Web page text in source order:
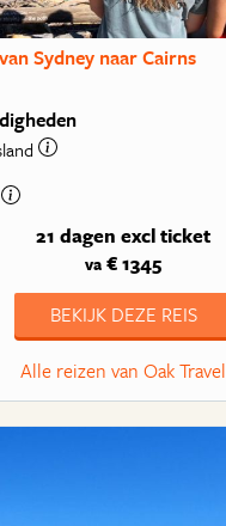
Sydney naar Cairns
21 dagen excl ticket
va € 1345
BEKIJK DEZE REIS
Alle reizen van Oak Travel